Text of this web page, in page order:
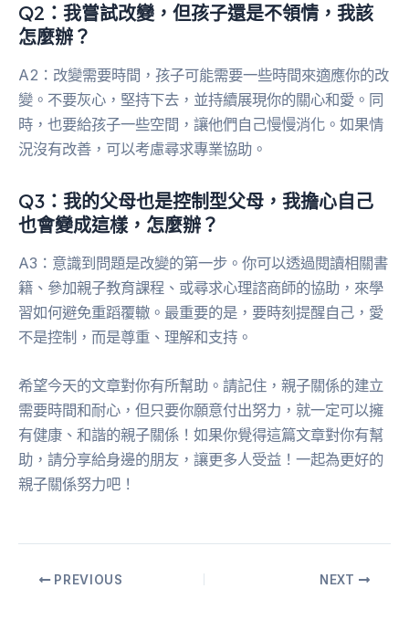
Q2：我嘗試改變，但孩子還是不領情，我該
怎麼辦？
A2：改變需要時間，孩子可能需要一些時間來適應你的改
變。不要灰心，堅持下去，並持續展現你的關心和愛。同
時，也要給孩子一些空間，讓他們自己慢慢消化。如果情
況沒有改善，可以考慮尋求專業協助。
Q3：我的父母也是控制型父母，我擔心自己
也會變成這樣，怎麼辦？
A3：意識到問題是改變的第一步。你可以透過閱讀相關書
籍、參加親子教育課程、或尋求心理諮商師的協助，來學
習如何避免重蹈覆轍。最重要的是，要時刻提醒自己，愛
不是控制，而是尊重、理解和支持。
希望今天的文章對你有所幫助。請記住，親子關係的建立
需要時間和耐心，但只要你願意付出努力，就一定可以擁
有健康、和諧的親子關係！如果你覺得這篇文章對你有幫
助，請分享給身邊的朋友，讓更多人受益！一起為更好的
親子關係努力吧！
PREVIOUS NEXT